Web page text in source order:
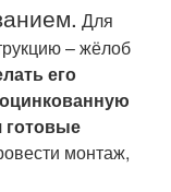
Для
– жёлоб
его
готовые
монтаж,